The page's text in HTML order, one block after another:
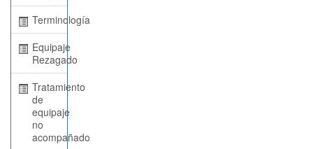
Terminología
Equipaje
Rezagado
Tratamiento
de
equipaje
no
acompañado